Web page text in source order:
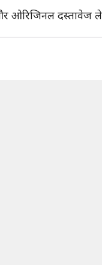
ओरिजिनल दस्तावेज ले